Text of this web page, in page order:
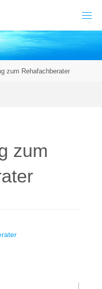
zum Rehafachberater
zum